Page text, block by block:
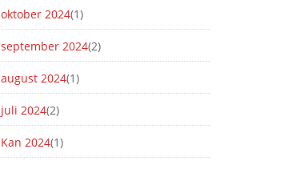
oktober 2024(1)
september 2024(2)
august 2024(1)
juli 2024(2)
Kan 2024(1)